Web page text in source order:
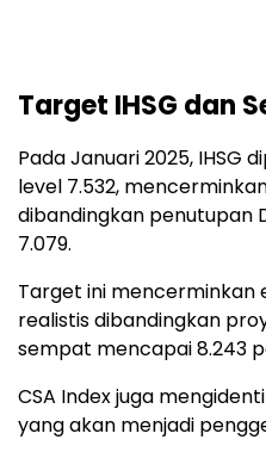
Target IHSG dan
Pada Januari 2025, IHSG
level 7.532,
dibandingkan penutupan
7.079.
Target ini mencerminkan
realistis dibandingkan
sempat mencapai 8.243
CSA Index juga
yang akan menjadi